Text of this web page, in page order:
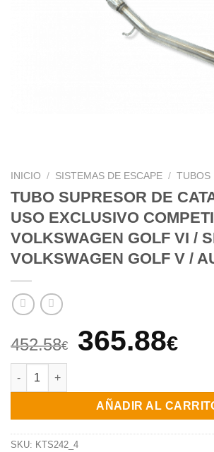
INICIO / SISTEMAS DE ESCAPE / TUBOS
TUBO SUPRESOR DE
USO EXCLUSIVO
VOLKSWAGEN GOLF VI /
VOLKSWAGEN GOLF V /
452.58€
El
original
era:
365.88€El
TUBO SUPRESOR DE CATALIZADOR
AÑADIR AL
SKU: KTS242_4